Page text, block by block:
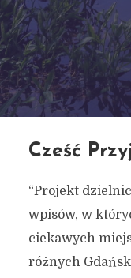
Cześć
“Projekt
wpisów, w
ciekawych
różnych